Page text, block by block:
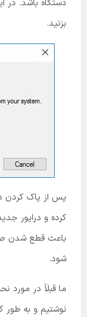
دستگاه باشد. در
بزنید.
پس از پاک کردن
کرده و درایور
شود.
نوشتیم و به طور